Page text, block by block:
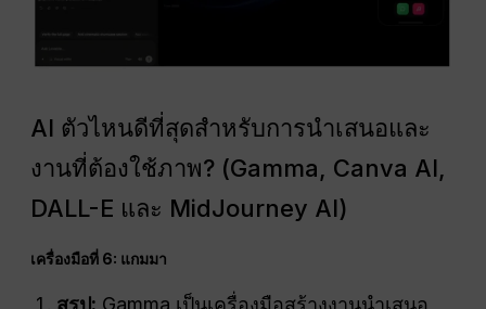
AI ตัวไหนดีที่สุดสำหรับการนำเสนอและ
งานที่ต้องใช้ภาพ? (Gamma, Canva AI,
DALL-E และ MidJourney AI)
เครื่องมือที่ 6: แกมมา